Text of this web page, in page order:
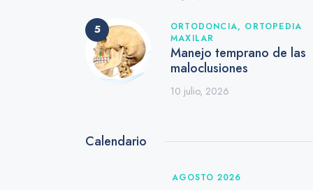
ORTODONCIA, ORTOPEDIA
MAXILAR
Manejo temprano de las
maloclusiones
10 julio, 2026
Calendario
AGOSTO 2026